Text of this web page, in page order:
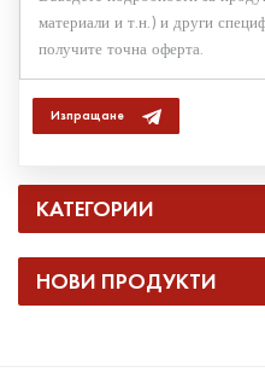
Изпращане
КАТЕГОРИИ
НОВИ ПРОДУКТИ